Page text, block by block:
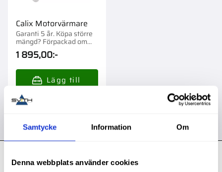
Samtycke Information Om
Denna webbplats använder cookies
Calix Motorvärmare
Garanti 5 år. Köpa större
mängd? Förpackad om
1/10 st.
1 895,00:-
Kontakt